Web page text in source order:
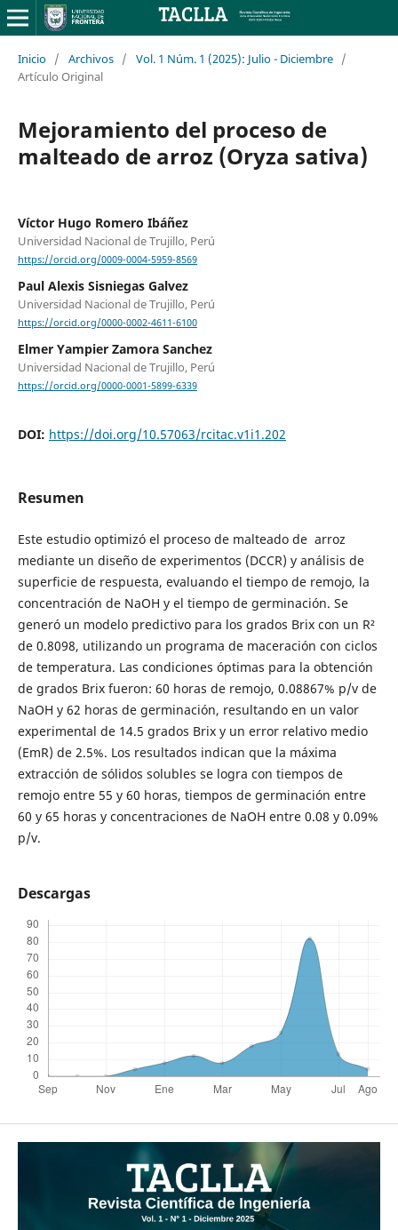
Inicio / Archivos / Vol. 1 Núm. 1 (2025): Julio - Diciembre /
Artículo Original
Mejoramiento del proceso de
malteado de arroz (Oryza sativa)
Víctor Hugo Romero Ibáñez
Universidad Nacional de Trujillo, Perú
https://orcid.org/0009-0004-5959-8569
Paul Alexis Sisniegas Galvez
Universidad Nacional de Trujillo, Perú
https://orcid.org/0000-0002-4611-6100
Elmer Yampier Zamora Sanchez
Universidad Nacional de Trujillo, Perú
https://orcid.org/0000-0001-5899-6339
DOI: https://doi.org/10.57063/rcitac.v1i1.202
Resumen
Este estudio optimizó el proceso de malteado de arroz
mediante un diseño de experimentos (DCCR) y análisis de
superficie de respuesta, evaluando el tiempo de remojo, la
concentración de NaOH y el tiempo de germinación. Se
generó un modelo predictivo para los grados Brix con un R²
de 0.8098, utilizando un programa de maceración con ciclos
de temperatura. Las condiciones óptimas para la obtención
de grados Brix fueron: 60 horas de remojo, 0.08867% p/v de
NaOH y 62 horas de germinación, resultando en un valor
experimental de 14.5 grados Brix y un error relativo medio
(EmR) de 2.5%. Los resultados indican que la máxima
extracción de sólidos solubles se logra con tiempos de
remojo entre 55 y 60 horas, tiempos de germinación entre
60 y 65 horas y concentraciones de NaOH entre 0.08 y 0.09%
p/v.
Descargas